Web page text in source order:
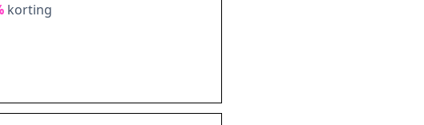
korting